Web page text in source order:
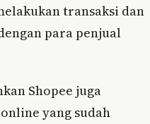
transaksi dan
para penjual
Shopee juga
yang sudah